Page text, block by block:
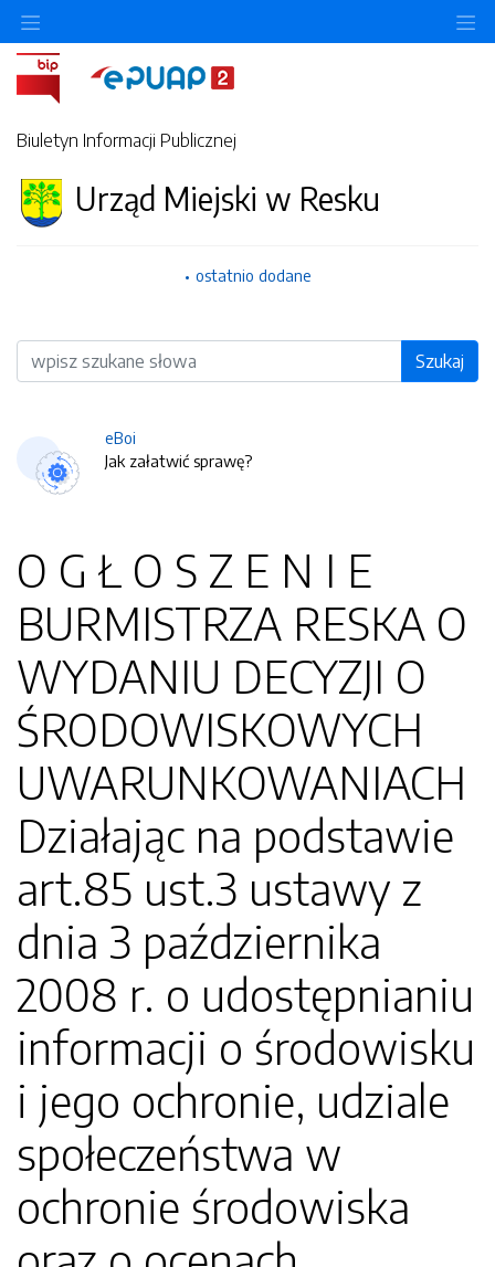
Biuletyn Informacji Publicznej
Urząd Miejski w Resku
ostatnio dodane
Wyszukiwarka Szukaj
eBoi
Jak załatwić sprawę?
O G Ł O S Z E N I E
BURMISTRZA RESKA O
WYDANIU DECYZJI O
ŚRODOWISKOWYCH
UWARUNKOWANIACH
Działając na podstawie
art.85 ust.3 ustawy z
dnia 3 października
2008 r. o udostępnianiu
informacji o środowisku
i jego ochronie, udziale
społeczeństwa w
ochronie środowiska